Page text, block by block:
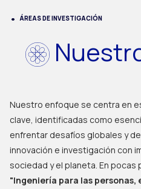
ÁREAS DE INVESTIGACIÓN
Nuestro enfoque se centra en
clave, identificadas como
enfrentar desafíos globales y
innovación e investigación con
sociedad y el planeta. En pocas
"Ingeniería para las personas,